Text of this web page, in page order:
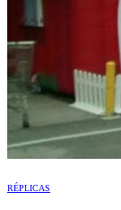
RÉPLICAS